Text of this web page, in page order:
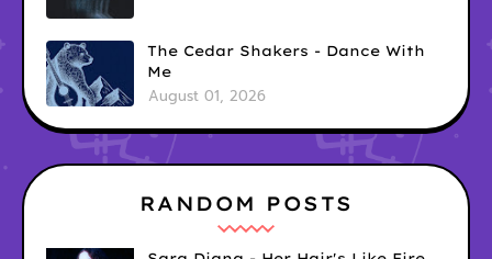
The Cedar Shakers - Dance With
Me
August 01, 2026
RANDOM POSTS